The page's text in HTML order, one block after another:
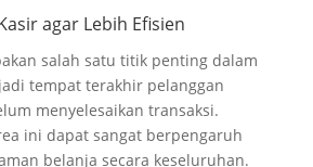
agar Lebih Efisien
salah satu titik penting dalam
tempat terakhir pelanggan
menyelesaikan transaksi.
ini dapat sangat berpengaruh
belanja secara keseluruhan.